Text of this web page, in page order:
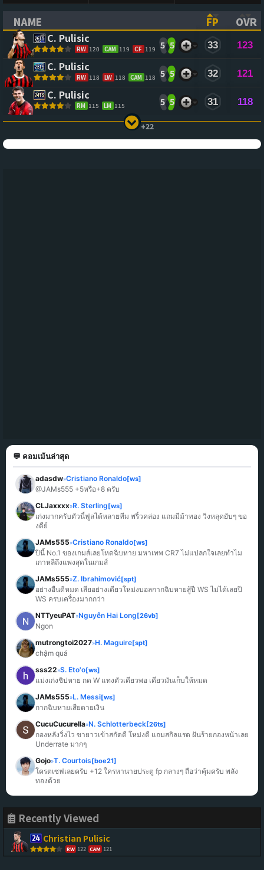
NAME
(CLICK TO SORT ASCENDING)
FP
OVR
C. Pulisic
RW 120 CAM 119 CF 119 5 5 33 123
C. Pulisic
RW 118 LW 118 CAM 118 5 5 32 121
C. Pulisic
RM 115 LM 115 5 5 31 118
+22
💬 คอมเม้นล่าสุด
adasdw»Cristiano Ronaldo[ws]
@JAMs555 +5หรือ+8 ครับ
CLJaxxxx»R. Sterling[ws]
เก่งมากครับตัวนี้ฟูลได้หลายทีม พริ้วคล่อง แถมมีม้าทอง วิ่งหลุดยับๆ ขอ
งดีย์
JAMs555»Cristiano Ronaldo[ws]
ปีนี้ No.1 ของเกมส์เลยโหดฉิบหาย มหาเทพ CR7 ไม่แปลกใจเลยทำไม
เกาหลีถึงแพงสุดในเกมส์
JAMs555»Z. Ibrahimović[spt]
อย่างอื่นดีหมด เสียอย่างเดียวโหม่งบอลกากฉิบหายสู้ปี WS ไม่ได้เลยปี
WS ครบเครื่องมากกว่า
NTTyeuPAT»Nguyễn Hai Long[26vb]
Ngon
mutrongtoi2027»H. Maguire[spt]
chậm quá
sss22»S. Eto'o[ws]
แม่งเก่งชิปหาย กด W แทงตัวเดียวพอ เดี๋ยวมันเก็บให้หมด
JAMs555»L. Messi[ws]
กากฉิบหายเสียดายเงิน
CucuCucurella»N. Schlotterbeck[26ts]
กองหลังวิ่งไว ขายาวเข้าสกัดดี โหม่งดี แถมสกิลแรด ฝันร้ายกองหน้าเลย
Underrate มากๆ
Gojo»T. Courtois[boe21]
โครตเซฟเลยครับ +12 ใครหานายประตู fp กลางๆ ถือว่าคุ้มครับ พลัง
ทองด้วย
Recently Viewed
Christian Pulisic
RW 122 CAM 121